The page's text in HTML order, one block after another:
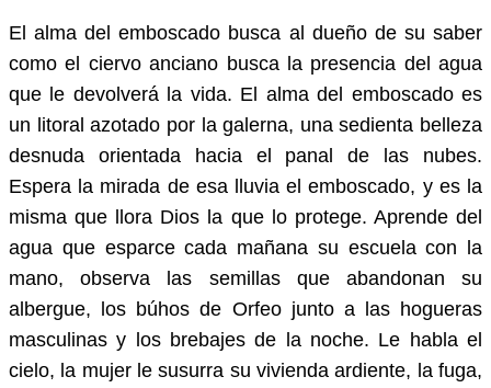
El alma del emboscado busca al dueño de su saber
como el ciervo anciano busca la presencia del agua
que le devolverá la vida. El alma del emboscado es
un litoral azotado por la galerna, una sedienta belleza
desnuda orientada hacia el panal de las nubes.
Espera la mirada de esa lluvia el emboscado, y es la
misma que llora Dios la que lo protege. Aprende del
agua que esparce cada mañana su escuela con la
mano, observa las semillas que abandonan su
albergue, los búhos de Orfeo junto a las hogueras
masculinas y los brebajes de la noche. Le habla el
cielo, la mujer le susurra su vivienda ardiente, la fuga,